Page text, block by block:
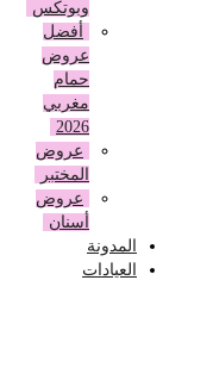
وبوتكس
أفضل
عروض
حمام
مغربي
عروض
المختبر
عروض
أسنان
المدونة
العيادات